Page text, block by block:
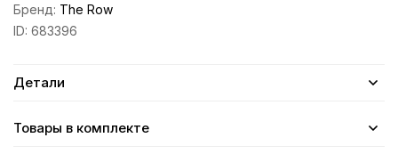
Бренд: The Row
ID: 683396
Детали
Товары в комплекте